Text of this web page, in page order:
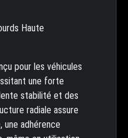
Haute
pour les véhicules
une forte
stabilité et des
radiale assure
une adhérence